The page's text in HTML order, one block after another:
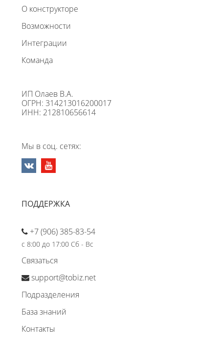
О конструкторе
Возможности
Интеграции
Команда
ИП Олаев В.А.
ОГРН: 314213016200017
ИНН: 212810656614
Мы в соц. сетях:
ПОДДЕРЖКА
+7 (906) 385-83-54
с 8:00 до 17:00 Сб - Вс
Связаться
support@tobiz.net
Подразделения
База знаний
Контакты